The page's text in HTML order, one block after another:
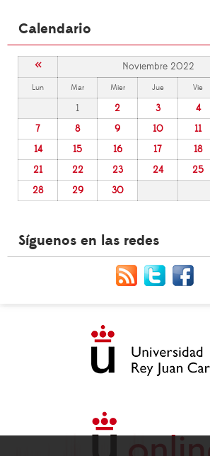
Calendario
« Noviembre 2022
Lun Mar Mier Jue Vie
1 2 3 4
7
8 9 10 11
14
15 16 17 18
21
22 23 24 25
28
29 30
Síguenos en las redes